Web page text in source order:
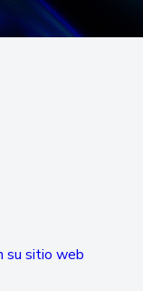
su sitio web